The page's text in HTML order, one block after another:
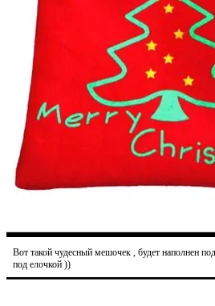
Вот такой чудесный мешочек , будет наполнен
под елочкой ))